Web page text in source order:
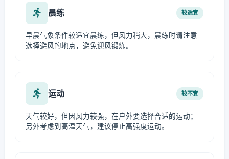
晨练 较适宜
早晨气象条件较适宜晨练，但风力稍大，晨练时请注意
选择避风的地点，避免迎风锻炼。
运动 较不宜
天气较好，但因风力较强，在户外要选择合适的运动；
另外考虑到高温天气，建议停止高强度运动。